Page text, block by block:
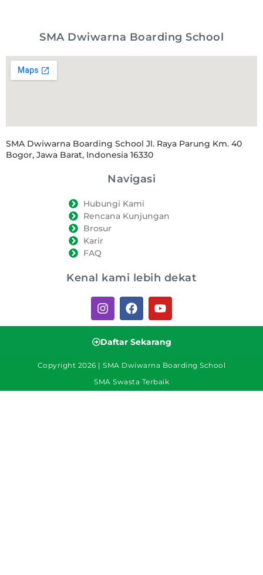
SMA Dwiwarna Boarding School
SMA Dwiwarna Boarding School Jl. Raya Parung Km. 40
Bogor, Jawa Barat, Indonesia 16330
Navigasi
Hubungi Kami
Rencana Kunjungan
Brosur
Karir
FAQ
Kenal kami lebih dekat
Daftar Sekarang
Copyright 2026 | SMA Dwiwarna Boarding School
SMA Swasta Terbaik